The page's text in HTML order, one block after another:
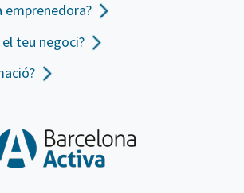
emprenedora?
teu negoci?